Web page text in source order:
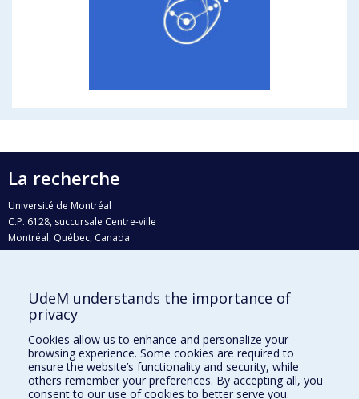
La recherche
Université de Montréal
C.P. 6128, succursale Centre-ville
Montréal, Québec, Canada
H3C 3J7
Qui fait quoi?
Nous trouver
Plan du site
Accessibilité
UdeM understands the importance of
privacy
Cookies allow us to enhance and personalize your
browsing experience. Some cookies are required to
ensure the website’s functionality and security, while
others remember your preferences. By accepting all, you
consent to our use of cookies to better serve you.